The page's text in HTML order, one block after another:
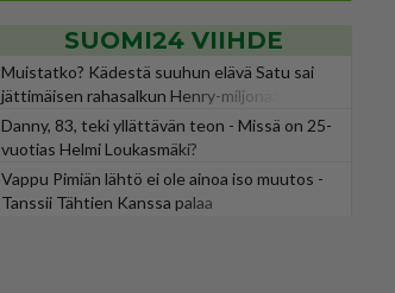
SUOMI24 VIIHDE
Muistatko? Kädestä suuhun elävä Satu sai
jättimäisen rahasalkun Henry-miljonääriltä
Danny, 83, teki yllättävän teon - Missä on 25-
vuotias Helmi Loukasmäki?
Vappu Pimiän lähtö ei ole ainoa iso muutos -
Tanssii Tähtien Kanssa palaa